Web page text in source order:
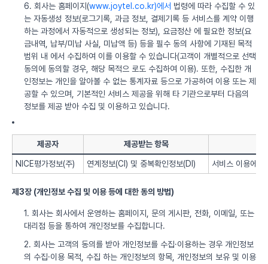
6. 회사는 홈페이지(www.joytel.co.kr)에서 법령에 따라 수집할 수 있
는 자동생성 정보(로그기록, 과금 정보, 결제기록 등 서비스를 계약 이행
하는 과정에서 자동적으로 생성되는 정보), 요금정산 에 필요한 정보(요
금내역, 납부/미납 사실, 미납액 등) 등을 필수 동의 사항에 기재된 목적
범위 내 에서 수집하여 이를 이용할 수 있습니다(고객이 개별적으로 선택
동의에 동의할 경우, 해당 목적으 로도 수집하여 이용). 또한, 수집한 개
인정보는 개인을 알아볼 수 없는 통계자료 등으로 가공하여 이용 또는 제
공할 수 있으며, 기본적인 서비스 제공을 위해 타 기관으로부터 다음의
정보를 제공 받아 수집 및 이용하고 있습니다.
제공자 제공받는 항목
NICE평가정보(주) 연계정보(CI) 및 중복확인정보(DI) 서비스 이용에
제3장 (개인정보 수집 및 이용 등에 대한 동의 방법)
1. 회사는 회사에서 운영하는 홈페이지, 문의 게시판, 전화, 이메일, 또는
대리점 등을 통하여 개인정보를 수집합니다.
2. 회사는 고객의 동의를 받아 개인정보를 수집·이용하는 경우 개인정보
의 수집·이용 목적, 수집 하는 개인정보의 항목, 개인정보의 보유 및 이용